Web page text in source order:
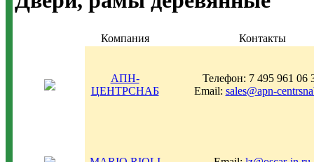
Компания Контакты
АПН-
ЦЕНТРСНАБ
Телефон: 7 495 961 06
Email: sales@apn-